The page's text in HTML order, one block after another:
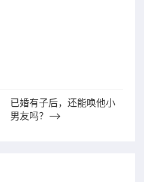
已婚有子后，还能唤他小
男友吗？⟶